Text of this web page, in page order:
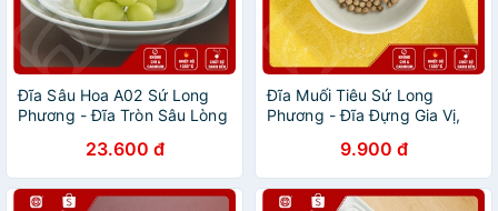
Đĩa Sâu Hoa A02 Sứ Long
Phương - Đĩa Tròn Sâu Lòng
23.600 đ
Đĩa Muối Tiêu Sứ Long
Phương - Đĩa Đựng Gia Vị,
Sứ Cao Cấp9.900 đ